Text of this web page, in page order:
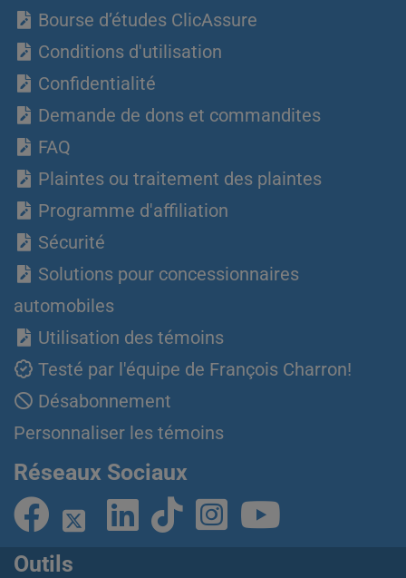
Bourse d’études ClicAssure
Conditions d'utilisation
Confidentialité
Demande de dons et commandites
FAQ
Plaintes ou traitement des plaintes
Programme d'affiliation
Sécurité
Solutions pour concessionnaires
automobiles
Utilisation des témoins
Testé par l'équipe de François Charron!
Désabonnement
Personnaliser les témoins
Réseaux Sociaux
Outils